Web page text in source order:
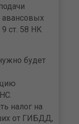
ст. 58 НК
будет
налог на
от ГИБДД,